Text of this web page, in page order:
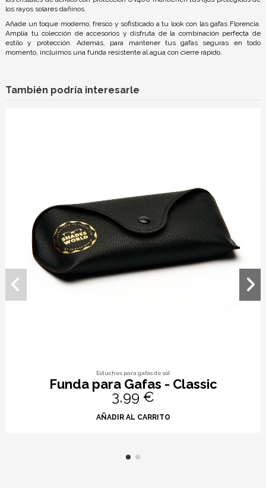
los rayos solares dañinos.
Añade un toque moderno, fresco y sofisticado a tu look con las gafas Florencia.
Amplía tu colección de accesorios y disfruta de la combinación perfecta de
estilo y protección. Además, para mantener tus gafas seguras en todo
momento, incluimos una funda resistente al agua con cierre rápido.
También podría interesarle
Estuches para gafas de sol
Funda para Gafas - Classic
3,99 €
AÑADIR AL CARRITO